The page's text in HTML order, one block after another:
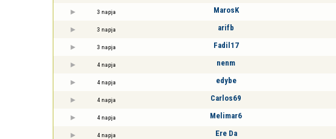
3 napja MarosK
3 napja arifb
3 napja Fadil17
4 napja nenm
4 napja edybe
4 napja Carlos69
4 napja Melimar6
4 napja Ere Da